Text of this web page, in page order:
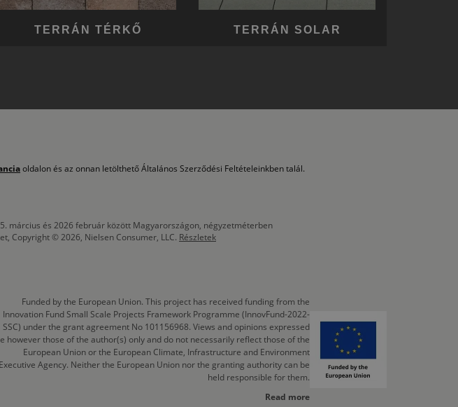
TERRÁN TÉRKŐ TERRÁN SOLAR
oldalon és az onnan letölthető Általános Szerződési Feltételeinkben talál.
március és 2026 február között Magyarországon, négyzetméterben
Copyright © 2026, Nielsen Consumer, LLC. Részletek
Funded by the European Union. This project has received funding from the
Innovation Fund Small Scale Projects Framework Programme (InnovFund-2022-
SSC) under the grant agreement No 101156968. Views and opinions expressed
however those of the author(s) only and do not necessarily reflect those of the
European Union or the European Climate, Infrastructure and Environment
Executive Agency. Neither the European Union nor the granting authority can be
held responsible for them.
Read more